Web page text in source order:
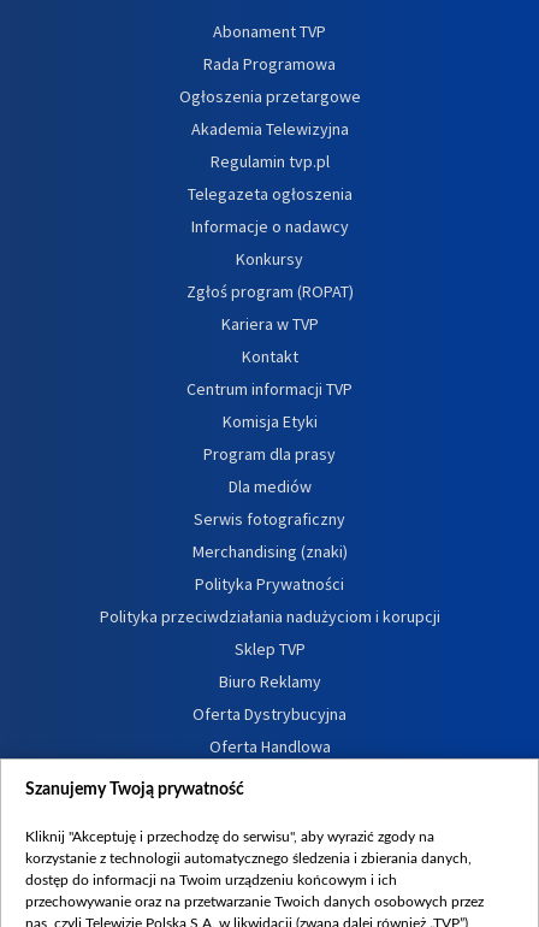
Abonament TVP
Rada Programowa
Ogłoszenia przetargowe
Akademia Telewizyjna
Regulamin tvp.pl
Telegazeta ogłoszenia
Informacje o nadawcy
Konkursy
Zgłoś program (ROPAT)
Kariera w TVP
Kontakt
Centrum informacji TVP
Komisja Etyki
Program dla prasy
Dla mediów
Serwis fotograficzny
Merchandising (znaki)
Polityka Prywatności
Polityka przeciwdziałania nadużyciom i korupcji
Sklep TVP
Biuro Reklamy
Oferta Dystrybucyjna
Oferta Handlowa
Dostępność
Procedura zgłoszeń wewnętrznych
Szanujemy Twoją prywatność
Kliknij "Akceptuję i przechodzę do serwisu", aby wyrazić zgody na
korzystanie z technologii automatycznego śledzenia i zbierania danych,
dostęp do informacji na Twoim urządzeniu końcowym i ich
przechowywanie oraz na przetwarzanie Twoich danych osobowych przez
nas, czyli Telewizję Polską S.A. w likwidacji (zwaną dalej również „TVP”),